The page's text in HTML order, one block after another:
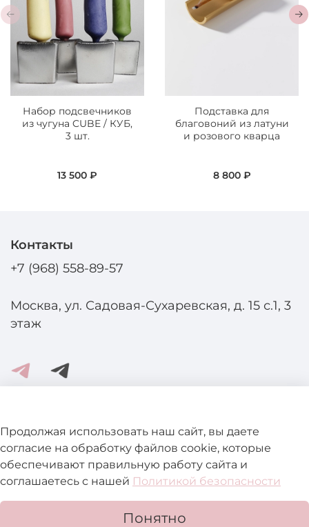
Набор подсвечников
из чугуна CUBE / КУБ,
3 шт.
13 500 ₽
Подставка для
благовоний из латуни
и розового кварца
8 800 ₽
Помощь и информация
Подробнее о магазине
Контакты
+7 (968) 558-89-57
Москва, ул. Садовая-Сухаревская, д. 15 с.1, 3
этаж
Продолжая использовать наш сайт, вы даете
согласие на обработку файлов cookie, которые
обеспечивают правильную работу сайта и
соглашаетесь с нашей Политикой безопасности
Понятно